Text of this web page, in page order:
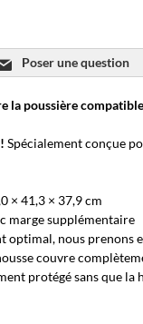
la poussière
Spécialement conçue
× 41,3 × 37,9 cm
marge supplémentaire
optimal, nous prenons
couvre
protégé sans que la
Poser une question